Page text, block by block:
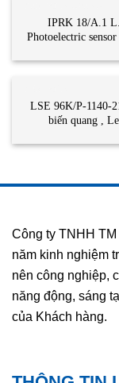
IPRK 18/A.1
Photoelectric
LSE 96K/P-1140-
biến quang ,
Công ty TNHH
năm kinh nghiệm
nên công nghiệp,
năng động, sáng
của Khách hàng.